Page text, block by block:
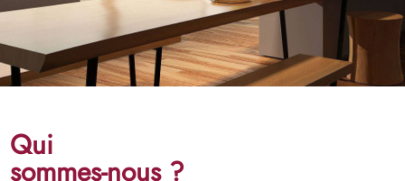
Qui
sommes-nous ?